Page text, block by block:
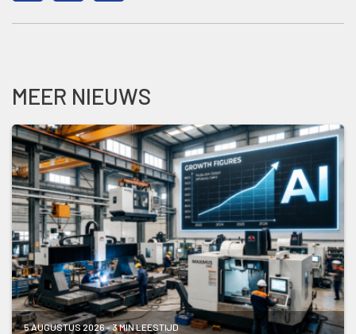
MEER NIEUWS
5 AUGUSTUS 2026 - 3 MIN LEESTIJD